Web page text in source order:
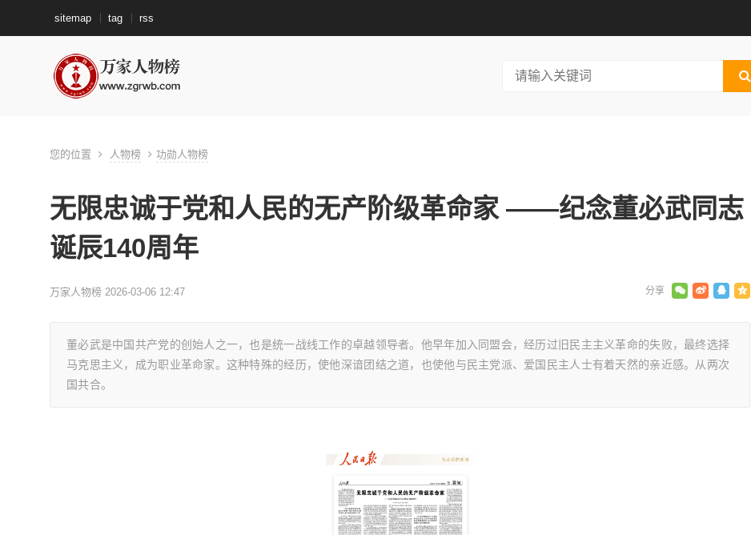
sitemap tag rss
您的位置 人物榜 功勋人物榜
无限忠诚于党和人民的无产阶级革命家 ——纪念董必武同志
诞辰140周年
万家人物榜 2026-03-06 12:47
董必武是中国共产党的创始人之一，也是统一战线工作的卓越领导者。他早年加入同盟会，经历过旧民主主义革命的失败，最终选择
马克思主义，成为职业革命家。这种特殊的经历，使他深谙团结之道，也使他与民主党派、爱国民主人士有着天然的亲近感。从两次
国共合。